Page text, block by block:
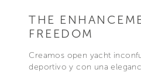
THE
FREEDOM
Creamos open yacht
deportivo y con una